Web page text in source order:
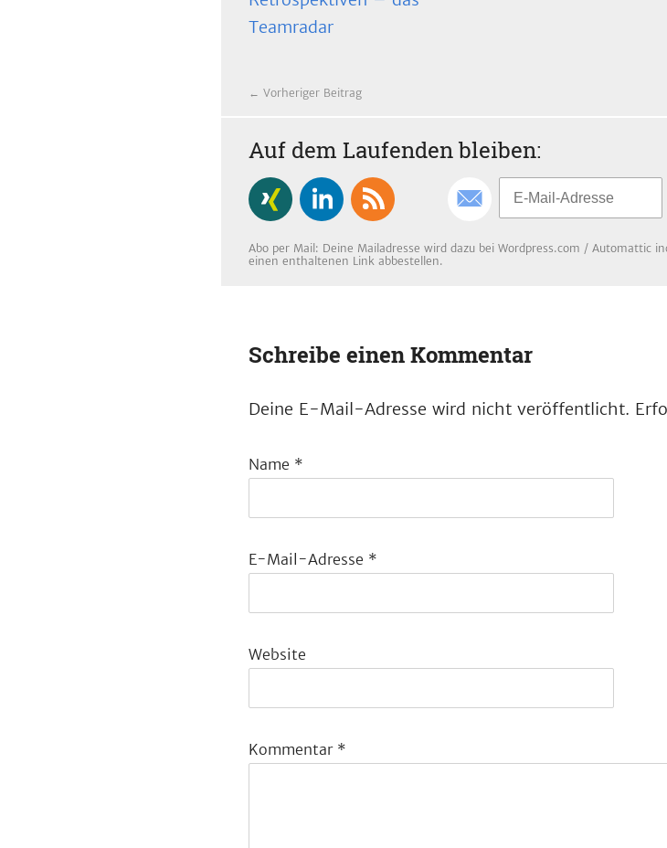
Teamradar
← Vorheriger Beitrag
Auf dem Laufenden bleiben:
Abo per Mail: Deine Mailadresse wird dazu bei Wordpress.com / Automattic
einen enthaltenen Link abbestellen.
Schreibe einen Kommentar
Deine E-Mail-Adresse wird nicht veröffentlicht.
Name *
E-Mail-Adresse *
Website
Kommentar *